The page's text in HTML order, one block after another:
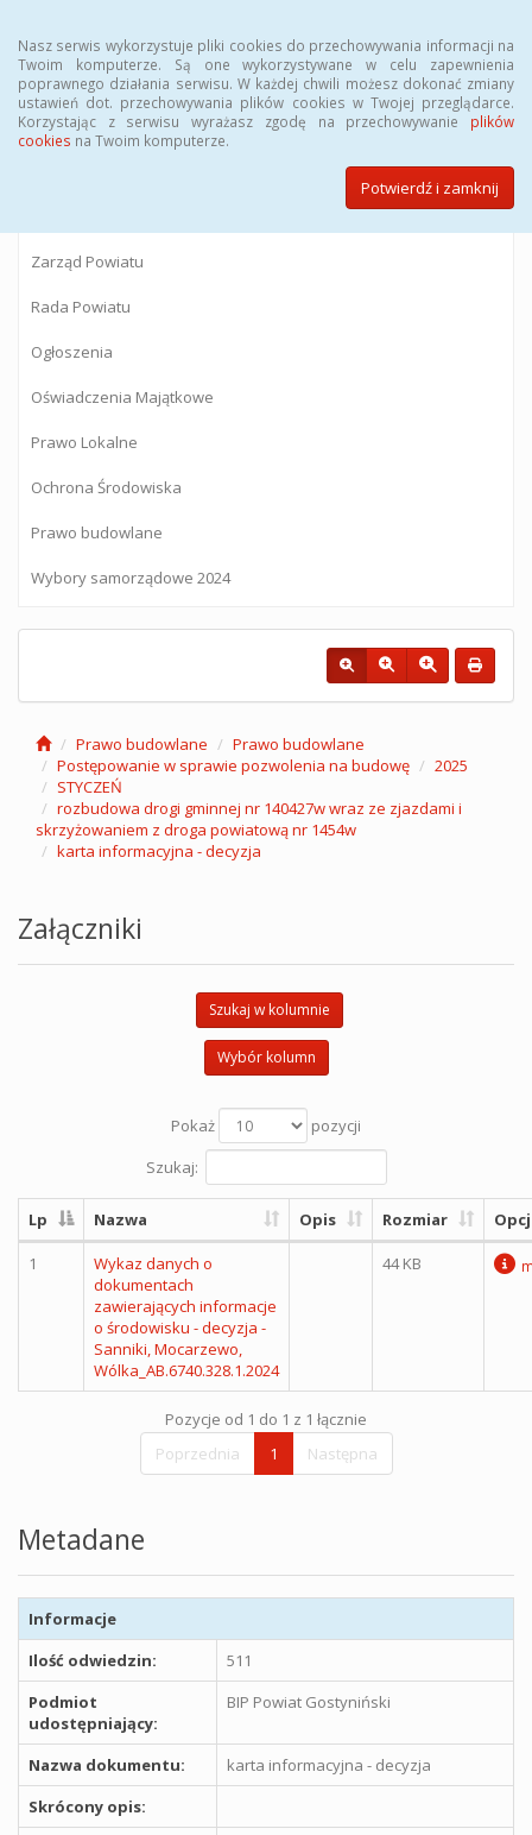
Nasz serwis wykorzystuje pliki cookies do przechowywania informacji na
Twoim komputerze. Są one wykorzystywane w celu zapewnienia
poprawnego działania serwisu. W każdej chwili możesz dokonać zmiany
ustawień dot. przechowywania plików cookies w Twojej przeglądarce.
Korzystając z serwisu wyrażasz zgodę na przechowywanie plików
cookies na Twoim komputerze.
Potwierdź i zamknij
BIULETYN INFORMACJI PUBLICZNEJ
Starostwa Powiatowego w Gostyninie
Zarząd Powiatu
Rada Powiatu
Ogłoszenia
Oświadczenia Majątkowe
Prawo Lokalne
Ochrona Środowiska
Prawo budowlane
Wybory samorządowe 2024
Prawo budowlane
Prawo budowlane
Postępowanie w sprawie pozwolenia na budowę
2025
STYCZEŃ
rozbudowa drogi gminnej nr 140427w wraz ze zjazdami i
skrzyżowaniem z droga powiatową nr 1454w
karta informacyjna - decyzja
Załączniki
Szukaj w kolumnie
Wybór kolumn
Pokaż
pozycji
Szukaj:
Lp Nazwa Opis Rozmiar
1
Wykaz danych o
dokumentach
zawierających informacje
o środowisku - decyzja -
Sanniki, Mocarzewo,
Wólka_AB.6740.328.1.2024
44 KB
Pozycje od 1 do 1 z 1 łącznie
Poprzednia
1 Następna
Metadane
Informacje
Ilość odwiedzin:
511
Podmiot
udostępniający:
BIP Powiat Gostyniński
Nazwa dokumentu:
karta informacyjna - decyzja
Skrócony opis: